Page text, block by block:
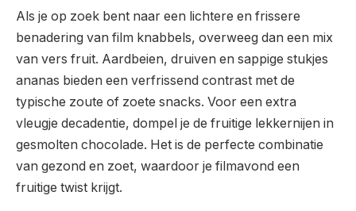
Als je op zoek bent naar een lichtere en frissere
benadering van film knabbels, overweeg dan een mix
van vers fruit. Aardbeien, druiven en sappige stukjes
ananas bieden een verfrissend contrast met de
typische zoute of zoete snacks. Voor een extra
vleugje decadentie, dompel je de fruitige lekkernijen in
gesmolten chocolade. Het is de perfecte combinatie
van gezond en zoet, waardoor je filmavond een
fruitige twist krijgt.